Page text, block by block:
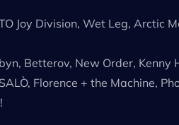
TO Joy Division, Wet Leg, Arctic
Betterov, New Order, Kenny
Florence + the Machine,